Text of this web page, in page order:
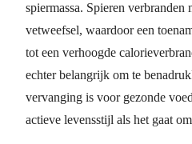
spiermassa. Spieren verbranden
vetweefsel, waardoor een
tot een verhoogde
echter belangrijk om te
vervanging is voor gezonde
actieve levensstijl als het gaat